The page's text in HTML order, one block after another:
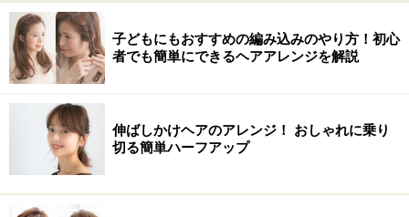
すことができます。
おすすめタイプ
子どもにもおすすめの編み込みのやり方！初心
者でも簡単にできるヘアアレンジを解説
伸ばしかけヘアのアレンジ！ おしゃれに乗り
切る簡単ハーフアップ